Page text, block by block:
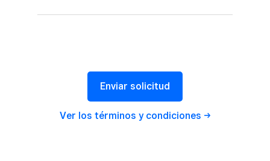
Enviar solicitud
Ver los términos y condiciones